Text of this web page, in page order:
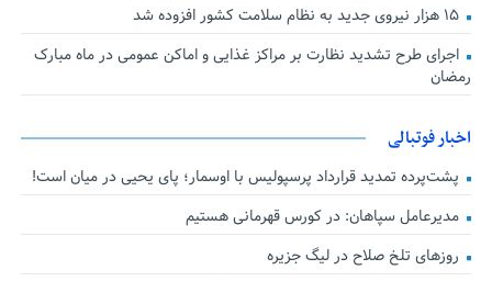
۱۵ هزار نیروی جدید به نظام سلامت کشور افزوده شد
اجرای طرح تشدید نظارت بر مراکز غذایی و اماکن عمومی در ماه مبارک
رمضان
اخبار فوتبالی
پشت‌پرده تمدید قرارداد پرسپولیس با اوسمار؛ پای یحیی در میان است!
مدیرعامل سپاهان: در کورس قهرمانی هستیم
روزهای تلخ صلاح در لیگ جزیره